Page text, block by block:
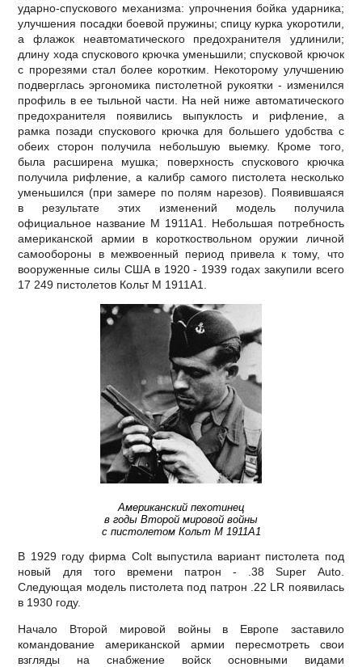
ударно-спускового механизма: упрочнения бойка ударника;
улучшения посадки боевой пружины; спицу курка укоротили,
а флажок неавтоматического предохранителя удлинили;
длину хода спускового крючка уменьшили; спусковой крючок
с прорезями стал более коротким. Некоторому улучшению
подверглась эргономика пистолетной рукоятки - изменился
профиль в ее тыльной части. На ней ниже автоматического
предохранителя появились выпуклость и рифление, а
рамка позади спускового крючка для большего удобства с
обеих сторон получила небольшую выемку. Кроме того,
была расширена мушка; поверхность спускового крючка
получила рифление, а калибр самого пистолета несколько
уменьшился (при замере по полям нарезов). Появившаяся
в результате этих изменений модель получила
официальное название М 1911А1. Небольшая потребность
американской армии в короткоствольном оружии личной
самообороны в межвоенный период привела к тому, что
вооруженные силы США в 1920 - 1939 годах закупили всего
17 249 пистолетов Кольт М 1911А1.
Американский пехотинец
в годы Второй мировой войны
с пистолетом Кольт М 1911А1
В 1929 году фирма Colt выпустила вариант пистолета под
новый для того времени патрон - .38 Super Auto.
Следующая модель пистолета под патрон .22 LR появилась
в 1930 году.
Начало Второй мировой войны в Европе заставило
командование американской армии пересмотреть свои
взгляды на снабжение войск основными видами